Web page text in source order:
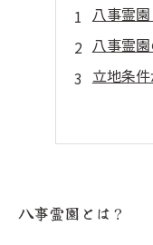
八事霊
八事霊
立地条
設備が
八事霊園とは？